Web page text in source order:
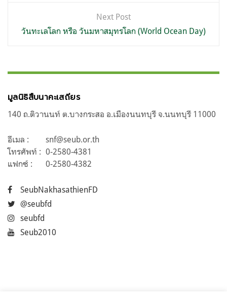
Next Post
วันทะเลโลก หรือ วันมหาสมุทรโลก (World Ocean Day)
มูลนิธิสืบนาคะเสถียร
140 ถ.ติวานนท์ ต.บางกระสอ อ.เมืองนนทบุรี จ.นนทบุรี 11000
อีเมล :
snf@seub.or.th
โทรศัพท์ : 0-2580-4381
แฟกซ์ :
0-2580-4382
SeubNakhasathienFD
@seubfd
seubfd
Seub2010